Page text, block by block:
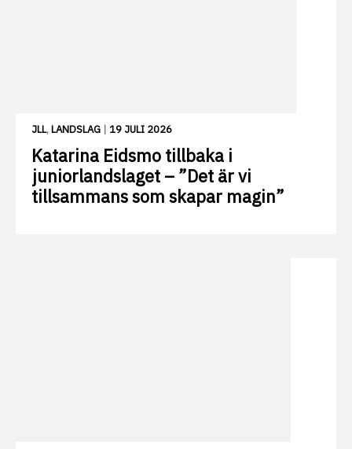
JLL,LANDSLAG | 19 JULI 2026
Katarina Eidsmo tillbaka i
juniorlandslaget – ”Det är vi
tillsammans som skapar magin”